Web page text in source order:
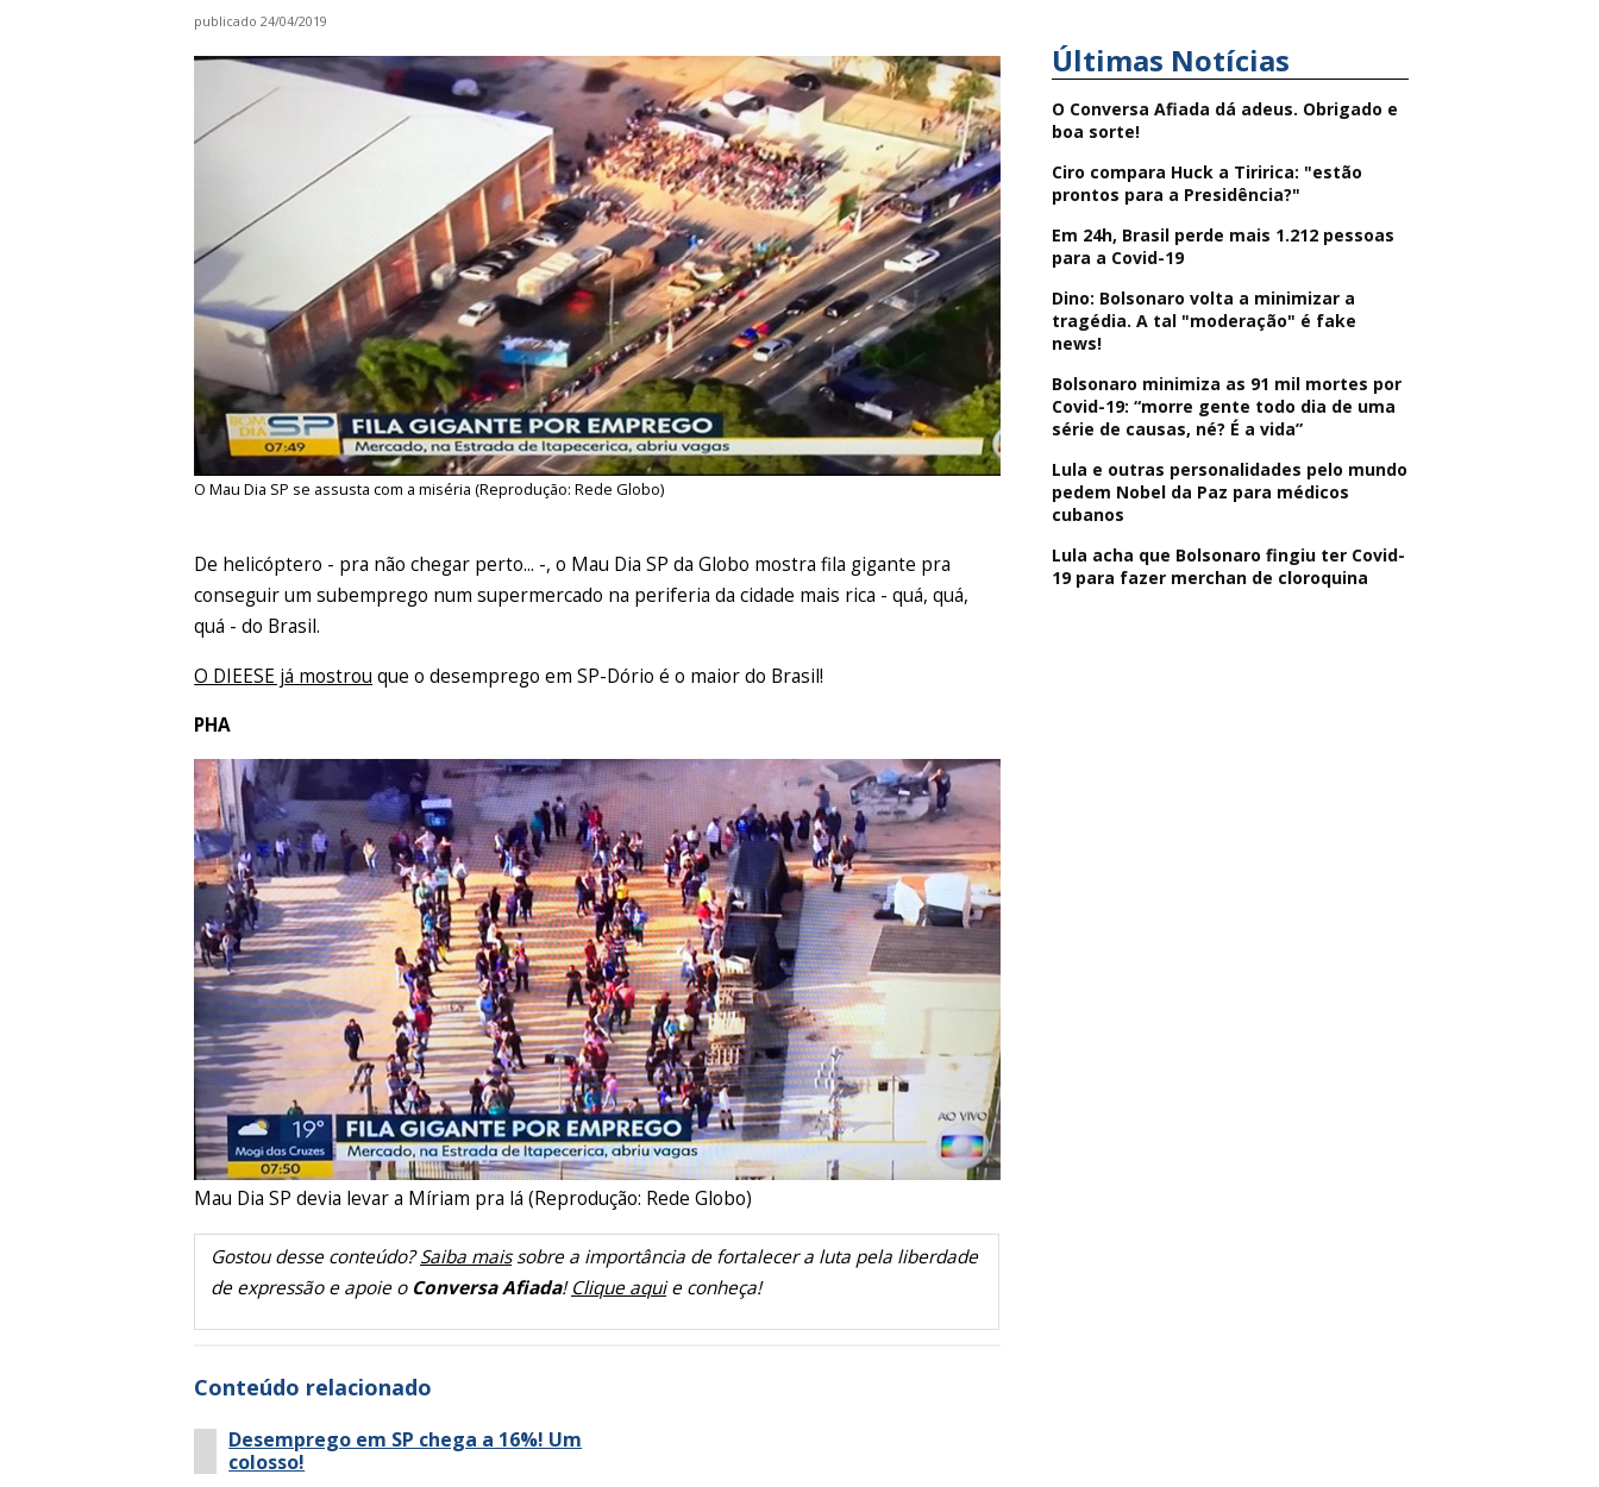
publicado 24/04/2019
O Mau Dia SP se assusta com a miséria (Reprodução: Rede Globo)
De helicóptero - pra não chegar perto... -, o Mau Dia SP da Globo mostra fila gigante pra
conseguir um subemprego num supermercado na periferia da cidade mais rica - quá, quá,
quá - do Brasil.
O DIEESE já mostrou que o desemprego em SP-Dório é o maior do Brasil!
PHA
Mau Dia SP devia levar a Míriam pra lá (Reprodução: Rede Globo)
Gostou desse conteúdo?Saiba maissobre a importância de fortalecer a luta pela liberdade
de expressão e apoie o Conversa Afiada!Clique aquie conheça!
Conteúdo relacionado
Desemprego em SP chega a 16%! Um
colosso!
Últimas Notícias
O Conversa Afiada dá adeus. Obrigado e
boa sorte!
Ciro compara Huck a Tiririca: "estão
prontos para a Presidência?"
Em 24h, Brasil perde mais 1.212 pessoas
para a Covid-19
Dino: Bolsonaro volta a minimizar a
tragédia. A tal "moderação" é fake
news!
Bolsonaro minimiza as 91 mil mortes por
Covid-19: “morre gente todo dia de uma
série de causas, né? É a vida”
Lula e outras personalidades pelo mundo
pedem Nobel da Paz para médicos
cubanos
Lula acha que Bolsonaro fingiu ter Covid-
19 para fazer merchan de cloroquina